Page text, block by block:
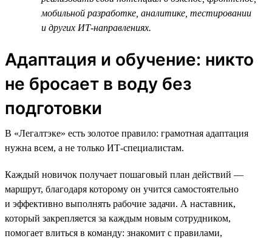
мобильной разработке, аналитике, тестировании
и других ИТ-направлениях.
Адаптация и обучение: никто
не бросает в воду без
подготовки
В «Легалтэке» есть золотое правило: грамотная адаптация
нужна всем, а не только ИТ-специалистам.
Каждый новичок получает пошаговый план действий —
маршрут, благодаря которому он учится самостоятельно
и эффективно выполнять рабочие задачи. А наставник,
который закрепляется за каждым новым сотрудником,
помогает влиться в команду: знакомит с правилами,